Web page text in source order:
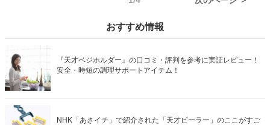
おすすめ情報
『天才ベジホルダー』の口コミ・評判を参考に実証レビュー！
安全・時短の調理サポートアイテム！
NHK「あさイチ」で紹介された「天才ピーラー」のここがすご